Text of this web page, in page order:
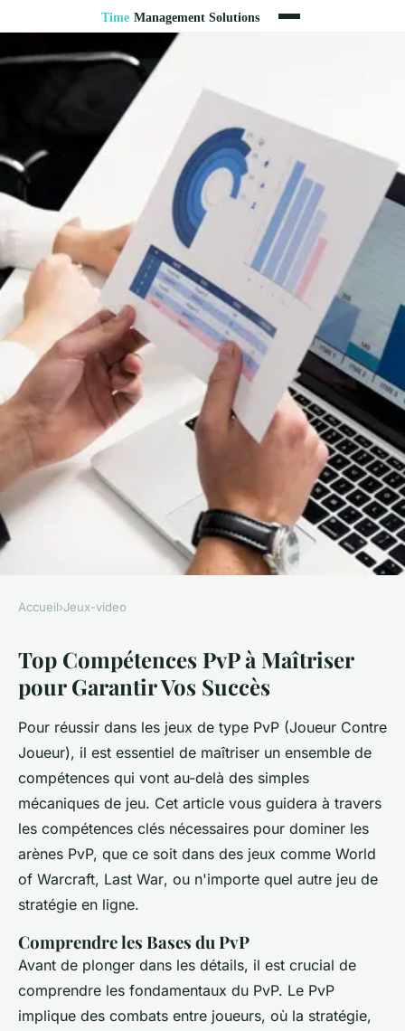
Top compétences pvp à
maîtriser pour garantir vos
succès
henriette• 19 mars 2025 • 5 min de lecture
Accueil›Jeux-video
Top Compétences PvP à Maîtriser
pour Garantir Vos Succès
Pour réussir dans les jeux de type PvP (Joueur Contre
Joueur), il est essentiel de maîtriser un ensemble de
compétences qui vont au-delà des simples
mécaniques de jeu. Cet article vous guidera à travers
les compétences clés nécessaires pour dominer les
arènes PvP, que ce soit dans des jeux comme World
of Warcraft, Last War, ou n'importe quel autre jeu de
stratégie en ligne.
Comprendre les Bases du PvP
Avant de plonger dans les détails, il est crucial de
comprendre les fondamentaux du PvP. Le PvP
implique des combats entre joueurs, où la stratégie,